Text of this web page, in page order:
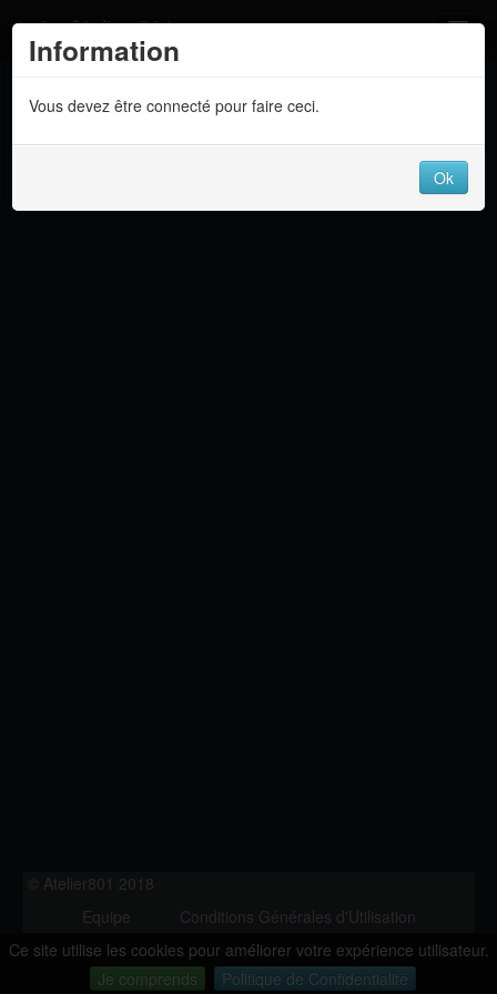
Ce site utilise les cookies pour améliorer votre expérience utilisateur.
Je comprends
Politique de Confidentialité
Information
Vous devez être connecté pour faire ceci.
Ok
Atelier 801
Dev Tracker
Langue
© Atelier801 2018
Equipe
Conditions Générales d'Utilisation
Politique de Confidentialité
Contact
Version 1.27